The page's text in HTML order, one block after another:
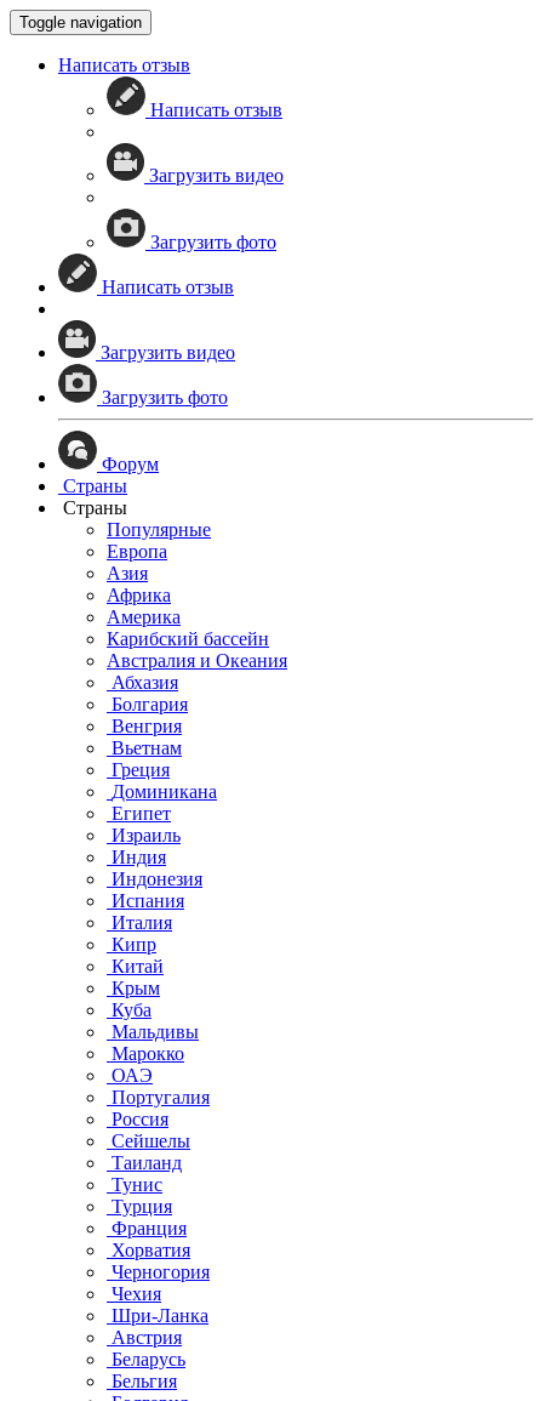
Toggle navigation
Написать отзыв
Написать отзыв
Загрузить видео
Загрузить фото
Написать отзыв
Загрузить видео
Загрузить фото
Форум
Страны
Страны
Популярные
Европа
Азия
Африка
Америка
Карибский бассейн
Австралия и Океания
Абхазия
Болгария
Венгрия
Вьетнам
Греция
Доминикана
Египет
Израиль
Индия
Индонезия
Испания
Италия
Кипр
Китай
Крым
Куба
Мальдивы
Марокко
ОАЭ
Португалия
Россия
Сейшелы
Таиланд
Тунис
Турция
Франция
Хорватия
Черногория
Чехия
Шри-Ланка
Австрия
Беларусь
Бельгия